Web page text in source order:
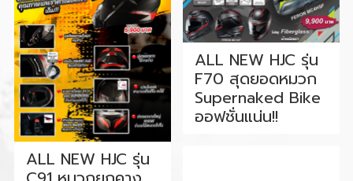
ALL NEW HJC รุ่น
ALL NEW HJC รุ่น
F70 สุดยอดหมวก
Supernaked Bike
ออฟชั่นแน่น!!